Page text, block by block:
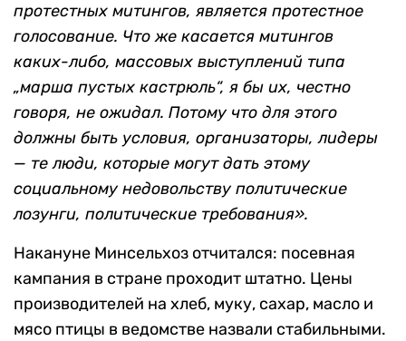
протестных митингов, является протестное
голосование. Что же касается митингов
каких-либо, массовых выступлений типа
„марша пустых кастрюль“, я бы их, честно
говоря, не ожидал. Потому что для этого
должны быть условия, организаторы, лидеры
— те люди, которые могут дать этому
социальному недовольству политические
лозунги, политические требования».
Накануне Минсельхоз отчитался: посевная
кампания в стране проходит штатно. Цены
производителей на хлеб, муку, сахар, масло и
мясо птицы в ведомстве назвали стабильными.